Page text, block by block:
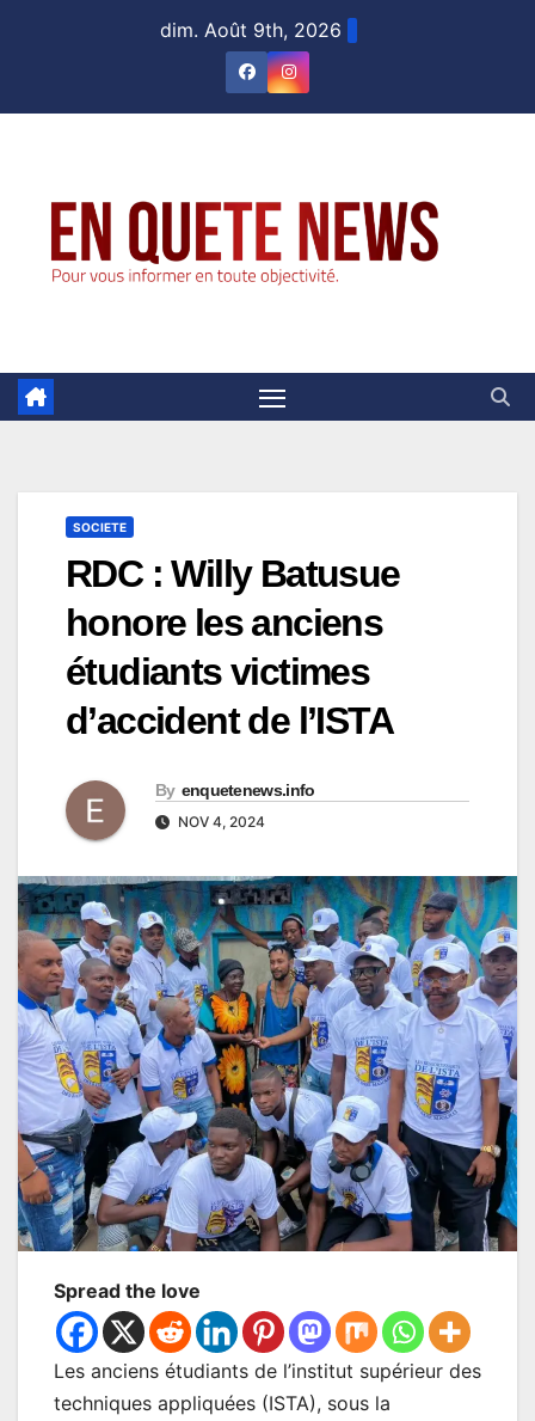
dim. Août 9th, 2026
SOCIETE
RDC : Willy Batusue
honore les anciens
étudiants victimes
d’accident de l’ISTA
By enquetenews.info
NOV 4, 2024
Spread the love
Les anciens étudiants de l’institut supérieur des
techniques appliquées (ISTA), sous la